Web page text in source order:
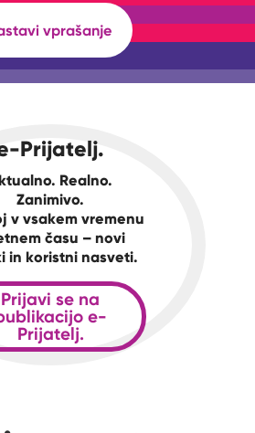
vprašanje
Prijatelj.
Realno.
Zanimivo.
v vsakem vremenu
času – novi
in koristni nasveti.
Prijavi se na
e-
Prijatelj.